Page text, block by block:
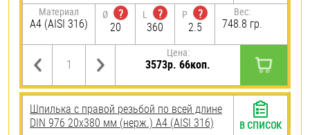
Материал
A4 (AISI 316)
Ø
?
20
L
?
360
P
?
2.5
Вес:
748.8 гр.
Цена:
3573р. 66коп.
Шпилька с правой резьбой по всей длине
DIN 976 20х380 мм (нерж.) A4 (AISI 316)
В СПИСОК